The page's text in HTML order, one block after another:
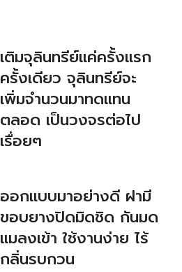
เติมจุลินทรีย์แค่ครั้งแรก
ครั้งเดียว จุลินทรีย์จะ
เพิ่มจำนวนมาทดแทน
ตลอด เป็นวงจรต่อไป
เรื่อยๆ
ออกแบบมาอย่างดี ฝามี
ขอบยางปิดมิดชิด กันมด
แมลงเข้า ใช้งานง่าย ไร้
กลิ่นรบกวน